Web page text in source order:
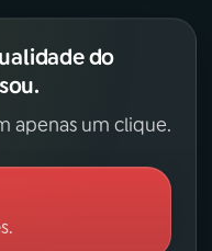
do
apenas um clique.